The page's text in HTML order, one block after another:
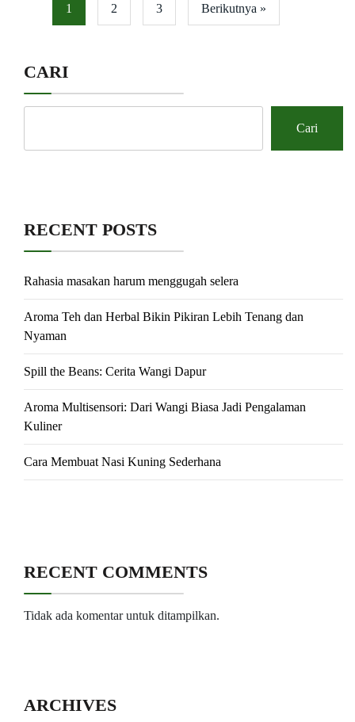
1 2 3 Berikutnya »
CARI
Cari
RECENT POSTS
Rahasia masakan harum menggugah selera
Aroma Teh dan Herbal Bikin Pikiran Lebih Tenang dan
Nyaman
Spill the Beans: Cerita Wangi Dapur
Aroma Multisensori: Dari Wangi Biasa Jadi Pengalaman
Kuliner
Cara Membuat Nasi Kuning Sederhana
RECENT COMMENTS
Tidak ada komentar untuk ditampilkan.
ARCHIVES